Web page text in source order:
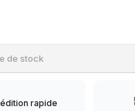
de stock
rapide